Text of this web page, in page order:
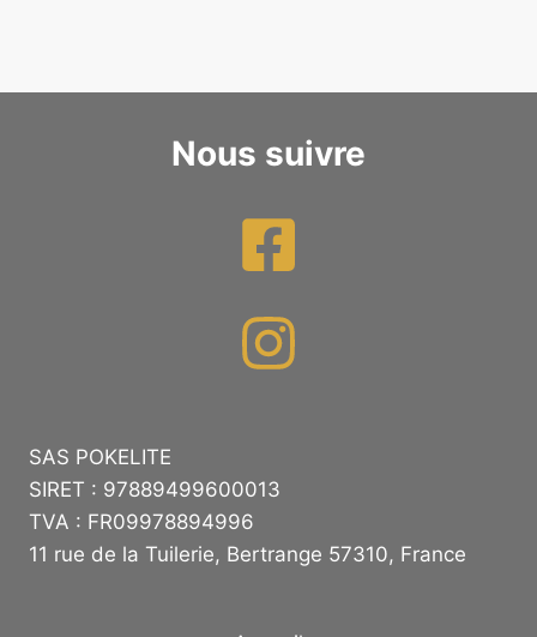
Nous suivre
SAS POKELITE
SIRET : 97889499600013
TVA : FR09978894996
11 rue de la Tuilerie, Bertrange 57310, France